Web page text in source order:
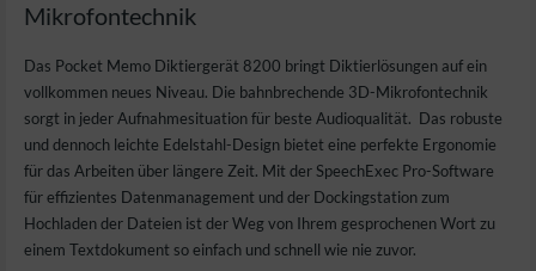
Mikrofontechnik
Das Pocket Memo Diktiergerät 8200 bringt Diktierlösungen auf ein
vollkommen neues Niveau. Die bahnbrechende 3D-Mikrofontechnik
sorgt in jeder Aufnahmesituation für beste Audioqualität. Das robuste
und dennoch leichte Edelstahl-Design bietet eine perfekte Ergonomie
für das Arbeiten über längere Zeit. Mit der SpeechExec Pro-Software
für effizientes Datenmanagement und der Dockingstation zum
Hochladen der Dateien ist der Weg von Ihrem gesprochenen Wort zu
einem Textdokument so einfach und schnell wie nie zuvor.